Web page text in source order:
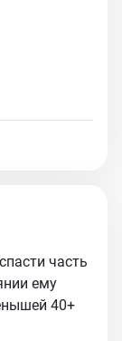
часть
ему
40+